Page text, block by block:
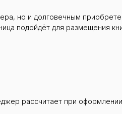
но и долговечным
подойдёт для размещения
рассчитает при оформлении